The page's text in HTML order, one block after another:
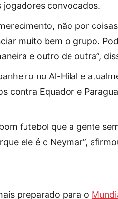
jogadores convocados.
não por
muito bem o grupo.
e outro de outra”,
no Al-Hilal e
contra Equador e
futebol que a gente
ele é o Neymar”,
preparado para o